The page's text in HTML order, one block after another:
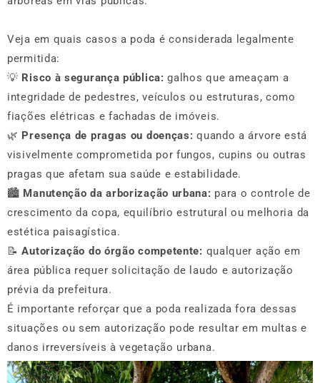
Veja em quais casos a poda é considerada legalmente
permitida:
💡 Risco à segurança pública: galhos que ameaçam a
integridade de pedestres, veículos ou estruturas, como
fiações elétricas e fachadas de imóveis.
🌿 Presença de pragas ou doenças: quando a árvore está
visivelmente comprometida por fungos, cupins ou outras
pragas que afetam sua saúde e estabilidade.
🏙️ Manutenção da arborização urbana: para o controle de
crescimento da copa, equilíbrio estrutural ou melhoria da
estética paisagística.
📝Autorização do órgão competente: qualquer ação em
área pública requer solicitação de laudo e autorização
prévia da prefeitura.
É importante reforçar que a poda realizada fora dessas
situações ou sem autorização pode resultar em multas e
danos irreversíveis à vegetação urbana.